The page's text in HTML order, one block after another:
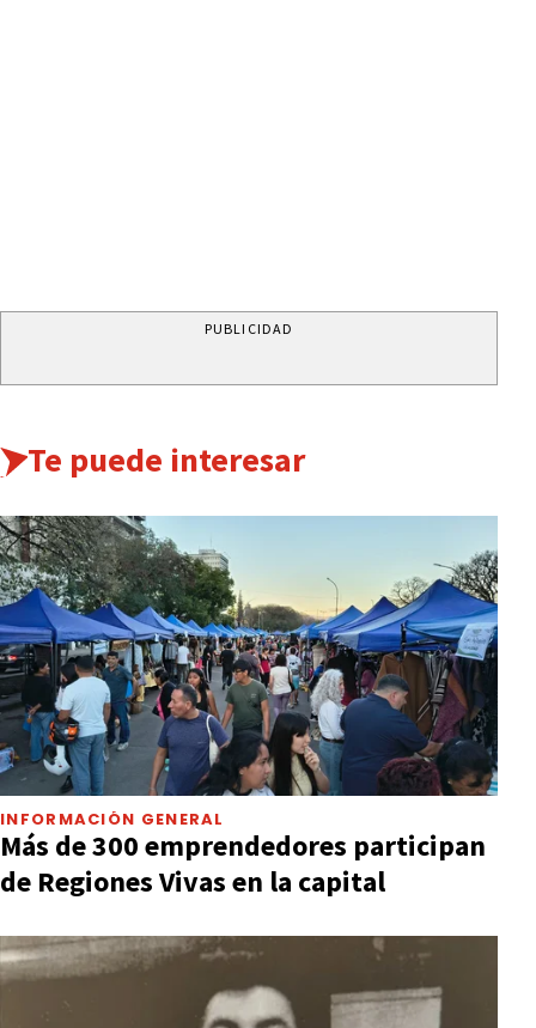
PUBLICIDAD
Te puede interesar
INFORMACIÓN GENERAL
Más de 300 emprendedores participan
de Regiones Vivas en la capital